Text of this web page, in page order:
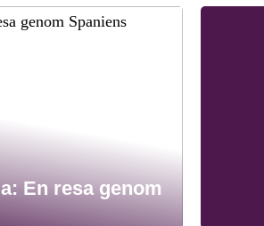
En resa genom